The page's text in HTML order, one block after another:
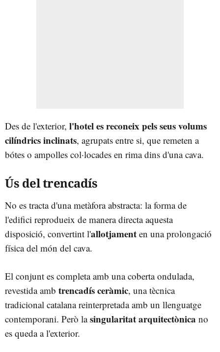
Des de l'exterior, l'hotel es reconeix pels seus volums
cilíndrics inclinats, agrupats entre si, que remeten a
bótes o ampolles col·locades en rima dins d'una cava.
Ús del trencadís
No es tracta d'una metàfora abstracta: la forma de
l'edifici reprodueix de manera directa aquesta
disposició, convertint l'allotjament en una prolongació
física del món del cava.
El conjunt es completa amb una coberta ondulada,
revestida amb trencadís ceràmic, una tècnica
tradicional catalana reinterpretada amb un llenguatge
contemporani. Però lasingularitat arquitectònica no
es queda a l'exterior.